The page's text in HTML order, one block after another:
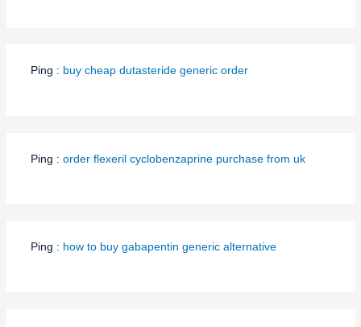
Ping : buy cheap dutasteride generic order
Ping : order flexeril cyclobenzaprine purchase from uk
Ping : how to buy gabapentin generic alternative